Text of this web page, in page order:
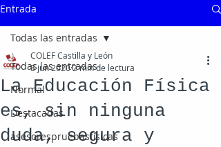
Entrada
Todas las entradas
Normal
Destacadas
asesorespruebasfisicas
Todas las entradas
La Educación Física
es, sin ninguna
duda, segura y
COLEF Castilla y León
8 jun 20202 min de lectura